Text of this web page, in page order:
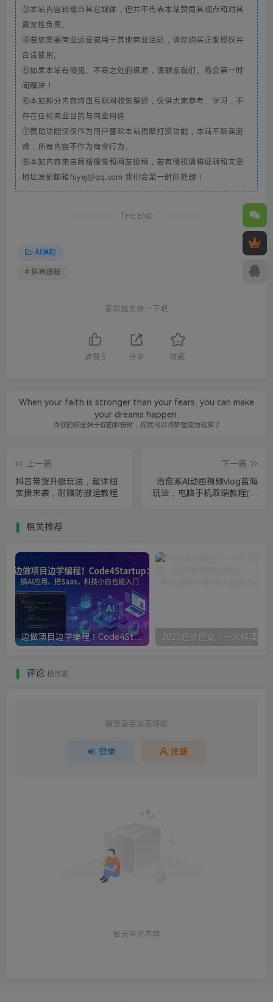
③本站内容转载自其它媒体，但并不代表本站赞同其观点和对其
真实性负责。
④若您需要商业运营或用于其他商业活动，请您购买正版授权并
合法使用。
⑤如果本站有侵犯、不妥之处的资源，请联系我们。将会第一时
间解决！
⑥本站部分内容均由互联网收集整理，仅供大家参考、学习，不
存在任何商业目的与商业用途
⑦赞助功能仅仅作为用户喜欢本站捐赠打赏功能，本站不贩卖游
戏，所有内容不作为商业行为。
⑧本站内容来自网络搜集和网友投稿，若有侵权请将证明和文章
地址发到邮箱fuyej@qq.com 我们会第一时间处理！
THE END
AI课程
# 抖音涨粉
喜欢就支持一下吧
点赞 5 分享 收藏
When your faith is stronger than your fears, you can make
your dreams happen.
当你的信念强于你的胆怯时，你就可以将梦想变为现实了
上一篇
抖音带货升级玩法，超详细
实操来袭，附赠防搬运教程
下一篇
治愈系AI动画视频vlog蓝海
玩法，电脑手机双端教程(含
相关推荐
边做项目边学编程！Code4Startup搞AI应用、搭Saas，科技小白也能入门
评论 抢沙发
请登录后发表评论
登录 注册
暂无评论内容